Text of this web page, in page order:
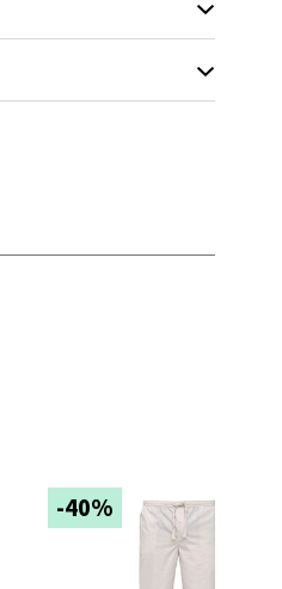
-40%